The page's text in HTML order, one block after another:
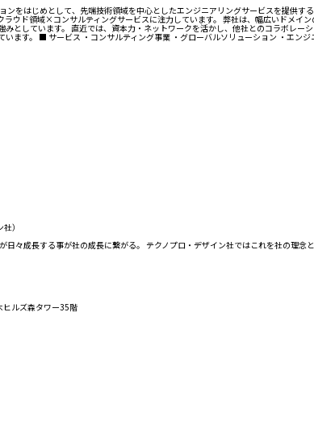
ンをはじめとして、先端技術領域を中心としたエンジニアリングサービスを提供
ウド領域×コンサルティングサービスに注力しています。 弊社は、幅広いドメ
としています。 直近では、資本力・ネットワークを活かし、他社とのコラボレ
ます。 ■ サービス ・コンサルティング事業 ・グローバルソリューション ・エン
）
日々成長する事が社の成長に繋がる。 テクノプロ・デザイン社ではこれを社の
ルズ森タワー35階